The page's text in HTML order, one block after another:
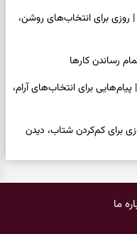
فال سرنوشت امروز یکشنبه ۱۸ مرداد ۱۴۰۵ | روزی برای انتخاب‌های روشن،
فال فرشتگان امروز یکشنبه ۱۸ مرداد ۱۴۰۵ | پیام‌هایی برای انتخاب‌های آرام،
امروز یکشنبه ۱۸ مرداد ۱۴۰۵ | روزی برای کم‌کردن شتاب، دیدن
ما